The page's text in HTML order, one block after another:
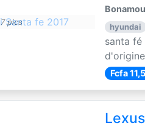
7 pics hyundai
santa
Fcfa